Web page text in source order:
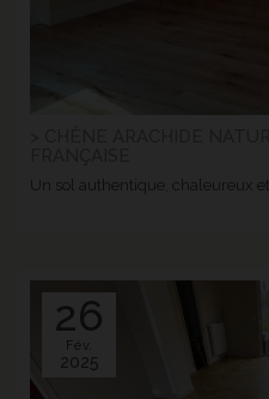
Un sol authentique, chaleureux
26
Fév.
2025